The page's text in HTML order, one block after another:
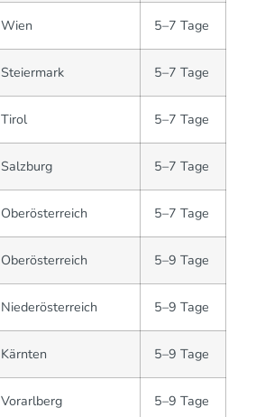
Wien 5–7 Tage
Steiermark 5–7 Tage
Tirol 5–7 Tage
Salzburg 5–7 Tage
Oberösterreich 5–7 Tage
Oberösterreich 5–9 Tage
Niederösterreich 5–9 Tage
Kärnten 5–9 Tage
Vorarlberg 5–9 Tage